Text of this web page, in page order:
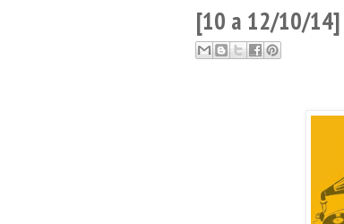
[10 a 12/10/14]